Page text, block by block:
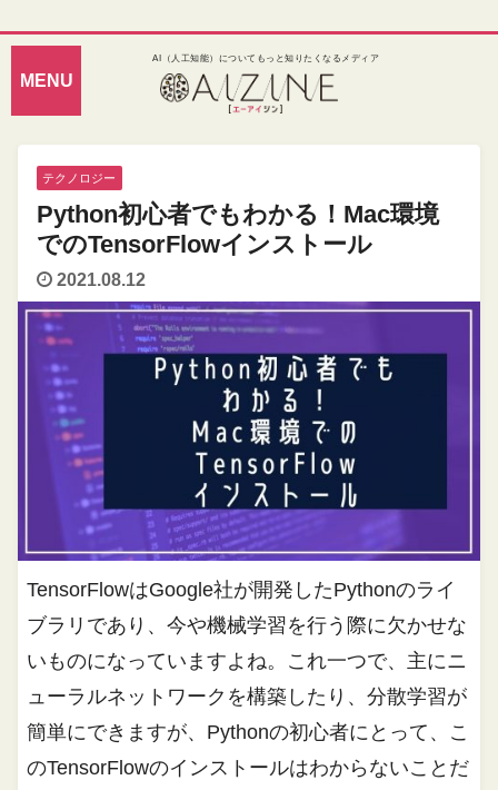
AI（人工知能）についてもっと知りたくなるメディア
テクノロジー
Python初心者でもわかる！Mac環境
でのTensorFlowインストール
2021.08.12
TensorFlowはGoogle社が開発したPythonのライ
ブラリであり、今や機械学習を行う際に欠かせな
いものになっていますよね。これ一つで、主にニ
ューラルネットワークを構築したり、分散学習が
簡単にできますが、Pythonの初心者にとって、こ
のTensorFlowのインストールはわからないことだ